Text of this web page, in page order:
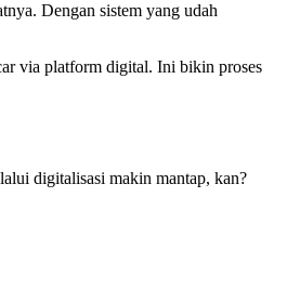
Dengan sistem yang udah
via platform digital. Ini bikin proses
digitalisasi makin mantap, kan?